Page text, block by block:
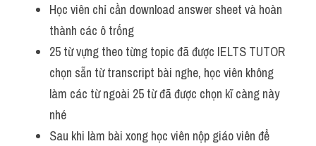
Cách dùng từ
Đề thi IELTS thật
Advice
Học viên chỉ cần download answer sheet và hoàn
thành các ô trống
25 từ vựng theo từng topic đã được IELTS TUTOR
chọn sẵn từ transcript bài nghe, học viên không
làm các từ ngoài 25 từ đã được chọn kĩ càng này
nhé
Sau khi làm bài xong học viên nộp giáo viên để